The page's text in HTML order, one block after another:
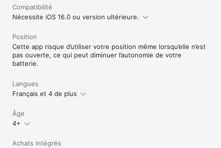
Compatibilité
Nécessite iOS 16.0 ou version ultérieure.
Position
Cette app risque d’utiliser votre position même lorsqu’elle n’est
pas ouverte, ce qui peut diminuer l’autonomie de votre
batterie.
Langues
Français et 4 de plus
Âge
4+
Achats intégrés